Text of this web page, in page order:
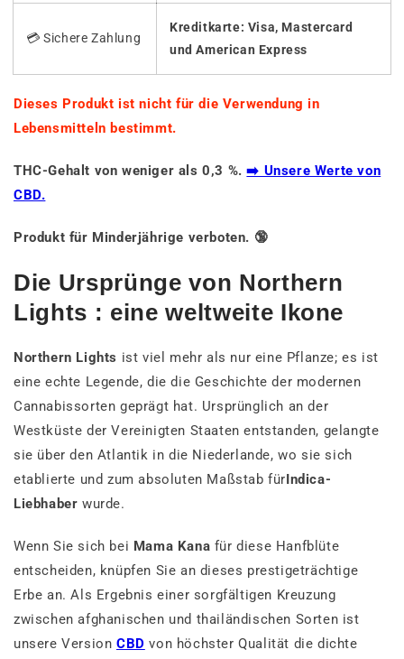
💳 Sichere Zahlung
Kreditkarte: Visa, Mastercard
und American Express
Dieses Produkt ist nicht für die Verwendung in
Lebensmitteln bestimmt.
THC-Gehalt von weniger als 0,3 %.➡️ Unsere Werte von
CBD.
Produkt für Minderjährige verboten. 🔞
Die Ursprünge von Northern
Lights : eine weltweite Ikone
Northern Lights ist viel mehr als nur eine Pflanze; es ist
eine echte Legende, die die Geschichte der modernen
Cannabissorten geprägt hat. Ursprünglich an der
Westküste der Vereinigten Staaten entstanden, gelangte
sie über den Atlantik in die Niederlande, wo sie sich
etablierte und zum absoluten Maßstab fürIndica-
Liebhaber wurde.
Wenn Sie sich bei Mama Kana für diese Hanfblüte
entscheiden, knüpfen Sie an dieses prestigeträchtige
Erbe an. Als Ergebnis einer sorgfältigen Kreuzung
zwischen afghanischen und thailändischen Sorten ist
unsere Version CBD von höchster Qualität die dichte